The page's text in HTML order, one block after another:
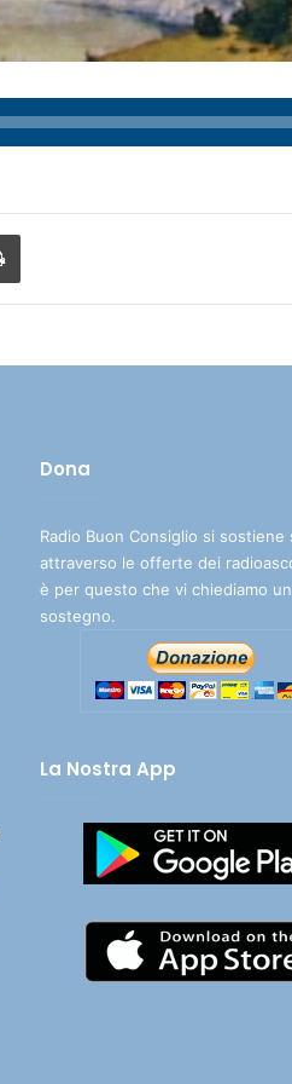
Dona
Radio Buon Consiglio si sostiene
attraverso le offerte dei
è per questo che vi chiediamo un
sostegno.
La Nostra App